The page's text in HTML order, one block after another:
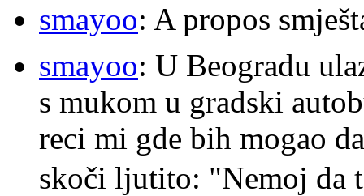
smayoo: A propos
smayoo: U Beogradu
s mukom u gradski
reci mi gde bih mogao
skoči ljutito: "Nemoj da